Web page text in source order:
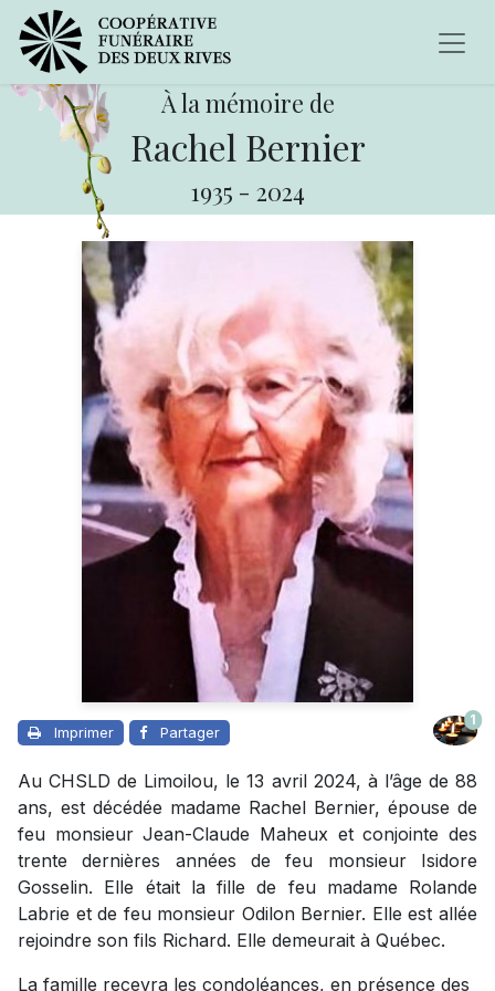
À la mémoire de
Rachel Bernier
1935 - 2024
Imprimer Partager
1
Au CHSLD de Limoilou, le 13 avril 2024, à l’âge de 88
ans, est décédée madame Rachel Bernier, épouse de
feu monsieur Jean-Claude Maheux et conjointe des
trente dernières années de feu monsieur Isidore
Gosselin. Elle était la fille de feu madame Rolande
Labrie et de feu monsieur Odilon Bernier. Elle est allée
rejoindre son fils Richard. Elle demeurait à Québec.
La famille recevra les condoléances, en présence des